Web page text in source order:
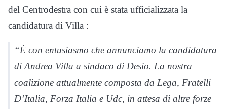
del Centrodestra con cui è stata ufficializzata la
candidatura di Villa :
“È con entusiasmo che annunciamo la candidatura
di Andrea Villa a sindaco di Desio. La nostra
coalizione attualmente composta da Lega, Fratelli
D’Italia, Forza Italia e Udc, in attesa di altre forze